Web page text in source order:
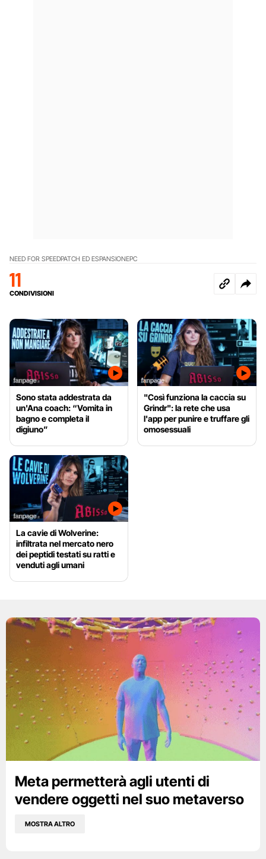
NEED FOR SPEEDPATCH ED ESPANSIONEPC
11
CONDIVISIONI
Sono stata addestrata da
un'Ana coach: “Vomita in
bagno e completa il
digiuno”
"Così funziona la caccia su
Grindr": la rete che usa
l'app per punire e truffare gli
omosessuali
La cavie di Wolverine:
infiltrata nel mercato nero
dei peptidi testati su ratti e
venduti agli umani
Meta permetterà agli utenti di
vendere oggetti nel suo metaverso
MOSTRA ALTRO